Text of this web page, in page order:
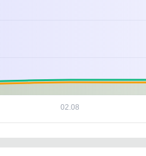
02.08